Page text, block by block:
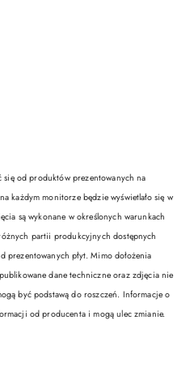
od produktów prezentowanych na
każdym monitorze będzie wyświetlało się w
są wykonane w określonych warunkach
partii produkcyjnych dostępnych
prezentowanych płyt. Mimo dołożenia
dane techniczne oraz zdjęcia nie
być podstawą do roszczeń. Informacje o
od producenta i mogą ulec zmianie.